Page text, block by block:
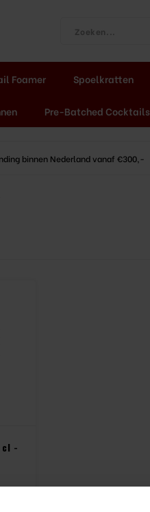
Foamer Spoelkratten
Pre-Batched Cocktails
binnen Nederland vanaf €300,-
cl -